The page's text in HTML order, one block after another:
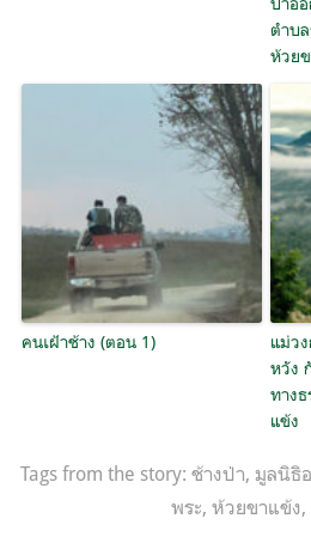
ตำบ
ห้วย
คนเฝ้าช้าง (ตอน 1)
แม่ว
หวัง
ทาง
แข้ง
Tags from the story: ช้างป่า, มูลนิธิ
พระ, ห้วยขาแข้ง,